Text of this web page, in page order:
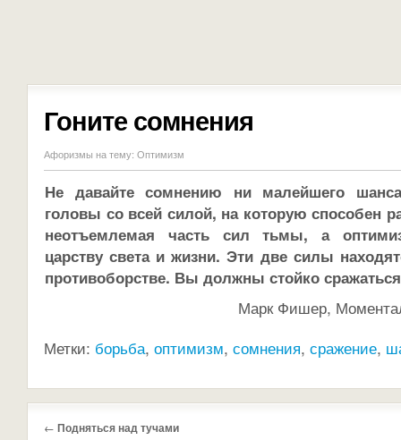
Гоните сомнения
Афоризмы на тему: Оптимизм
Не давайте сомнению ни малейшего
головы со всей силой, на которую способен
неотъемлемая часть сил тьмы, а
царству света и жизни. Эти две силы
противоборстве. Вы должны стойко
Марк Фишер,
Метки: борьба, оптимизм, сомнения, сражение,
← Подняться над тучами